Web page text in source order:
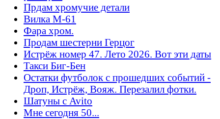
Прдам хромучие детали
Вилка М-61
Фара хром.
Продам шестерни Герцог
Истрёж номер 47. Лето 2026. Вот эти даты
Такси Биг-Бен
Остатки футболок с прошедших событий -
Дроп, Истрёж, Вояж. Перезалил фотки.
Шатуны с Avito
Мне сегодня 50...